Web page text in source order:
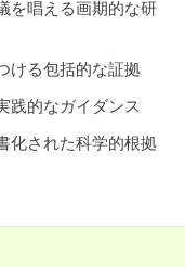
を唱える画期的な研
ける包括的な証拠
践的なガイダンス
化された科学的根拠